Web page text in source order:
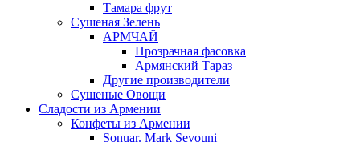
Тамара фрут
Сушеная Зелень
АРМЧАЙ
Прозрачная фасовка
Армянский Тараз
Другие производители
Сушеные Овощи
Сладости из Армении
Конфеты из Армении
Sonuar. Mark Sevouni